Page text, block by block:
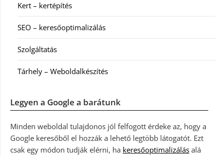
Kert – kertépítés
SEO – keresőoptimalizálás
Szolgáltatás
Tárhely – Weboldalkészítés
Legyen a Google a barátunk
Minden weboldal tulajdonos jól felfogott érdeke az, hogy a
Google keresőből el hozzák a lehető legtöbb látogatót. Ezt
csak egy módon tudják elérni, ha keresőoptimalizálás alá